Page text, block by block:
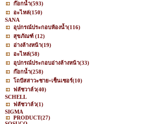
ก๊อกน้ำ(593)
อะไหล่(150)
SANA
อุปกรณ์ประกอบห้องน้ำ(116)
สุขภัณฑ์ (12)
อ่างล้างหน้า(19)
อะไหล่(58)
อุปกรณ์ประกอบอ่างล้างหน้า(33)
ก๊อกน้ำ(258)
โถปัสสาวะชาย+เซ็นเซอร์(10)
ฟลัชวาล์ว(40)
SCHELL
ฟลัชวาล์ว(1)
SIGMA
PRODUCT(27)